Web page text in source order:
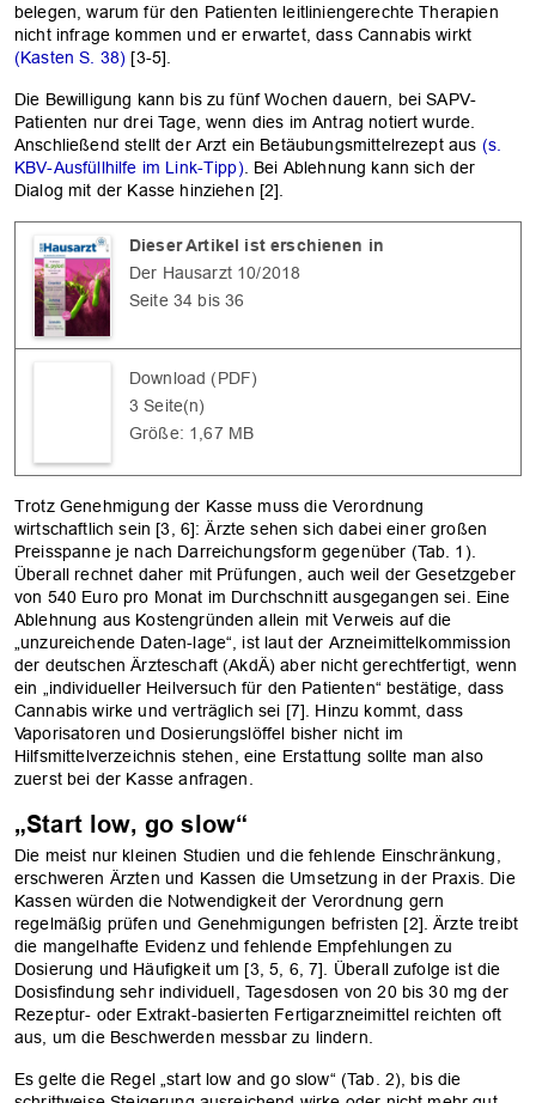
belegen, warum für den Patienten leitliniengerechte Therapien
nicht infrage kommen und er erwartet, dass Cannabis wirkt
(Kasten S. 38) [3-5].
Die Bewilligung kann bis zu fünf Wochen dauern, bei SAPV-
Patienten nur drei Tage, wenn dies im Antrag notiert wurde.
Anschließend stellt der Arzt ein Betäubungsmittelrezept aus (s.
KBV-Ausfüllhilfe im Link-Tipp). Bei Ablehnung kann sich der
Dialog mit der Kasse hinziehen [2].
Dieser Artikel ist erschienen in
Der Hausarzt 10/2018
Seite 34 bis 36
Download (PDF)
3 Seite(n)
Größe: 1,67 MB
Trotz Genehmigung der Kasse muss die Verordnung
wirtschaftlich sein [3, 6]: Ärzte sehen sich dabei einer großen
Preisspanne je nach Darreichungsform gegenüber (Tab. 1).
Überall rechnet daher mit Prüfungen, auch weil der Gesetzgeber
von 540 Euro pro Monat im Durchschnitt ausgegangen sei. Eine
Ablehnung aus Kostengründen allein mit Verweis auf die
„unzureichende Daten-lage“, ist laut der Arzneimittelkommission
der deutschen Ärzteschaft (AkdÄ) aber nicht gerechtfertigt, wenn
ein „individueller Heilversuch für den Patienten“ bestätige, dass
Cannabis wirke und verträglich sei [7]. Hinzu kommt, dass
Vaporisatoren und Dosierungslöffel bisher nicht im
Hilfsmittelverzeichnis stehen, eine Erstattung sollte man also
zuerst bei der Kasse anfragen.
„Start low, go slow“
Die meist nur kleinen Studien und die feh­lende Einschränkung,
erschweren Ärzten und Kassen die Umsetzung in der Praxis. Die
Kassen würden die Notwendigkeit der Verordnung gern
regelmäßig prüfen und Genehmigungen befristen [2]. Ärzte treibt
die mangelhafte Evidenz und fehlende Empfehlungen zu
Dosierung und Häufigkeit um [3, 5, 6, 7]. Überall zufolge ist die
Dosisfindung sehr individuell, Tagesdosen von 20 bis 30 mg der
Rezeptur- oder Extrakt-basierten Fertigarzneimittel reichten oft
aus, um die Beschwerden messbar zu lindern.
Es gelte die Regel „start low and go slow“ (Tab. 2), bis die